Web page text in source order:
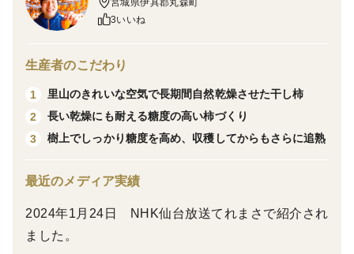
度差でゆっくりじっくり糖度を深めていった干し柿で
長い期間乾燥に耐えるように糖度をしっかり高めてから
皮むき加工するのがこだわりです。樹の上で霜にあて
て、収穫してからもしっかり5日ほど追熟させてから皮
むき加工しました。
宮城県南端に位置する丸森町は『あんぽ柿』発祥の地で
ため古くから干し柿の技術が伝わる産地です。五十沢地
区の先達に敬意を評してあんぽ柿ではなく、あえて総称
3いいね
生産者のこだわり
1
里山のきれいな空気で長期間自然乾燥させた干し柿
2
長い乾燥にも耐える糖度の高い柿づくり
3
樹上でしっかり糖度を高め、収穫してからもさらに追熟
最近のメディア実績
2024年1月24日 NHK仙台放送てれまさで紹介され
ました。